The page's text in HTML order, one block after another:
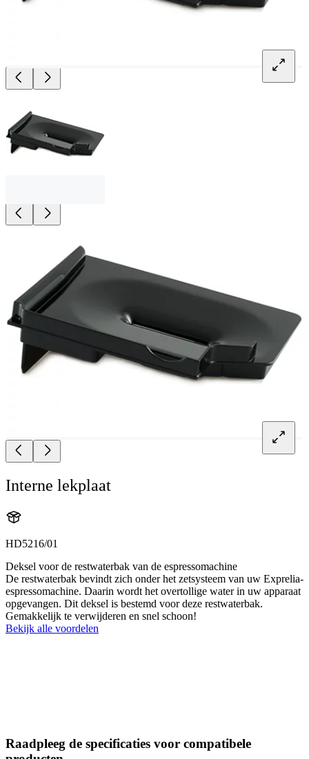
Interne lekplaat
HD5216/01
Deksel voor de restwaterbak van de espressomachine
De restwaterbak bevindt zich onder het zetsysteem van uw Exprelia-
espressomachine. Daarin wordt het overtollige water in uw apparaat
opgevangen. Dit deksel is bestemd voor deze restwaterbak.
Gemakkelijk te verwijderen en snel schoon!
Bekijk alle voordelen
Raadpleeg de specificaties voor compatibele